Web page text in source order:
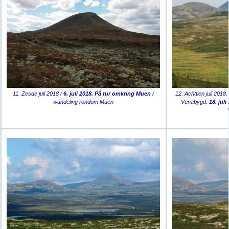
11. Zesde juli 2018 /6. juli 2018. På tur omkring Muen /
wandeling rondom Muen
12. Achttien juli
Venabygd. 18. juli